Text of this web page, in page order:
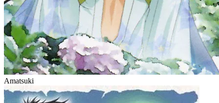
Amatsuki